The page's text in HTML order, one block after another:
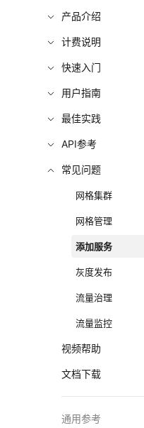
产品介绍
计费说明
快速入门
用户指南
最佳实践
API参考
常见问题
网格集群
网格管理
添加服务
灰度发布
流量治理
流量监控
视频帮助
文档下载
通用参考